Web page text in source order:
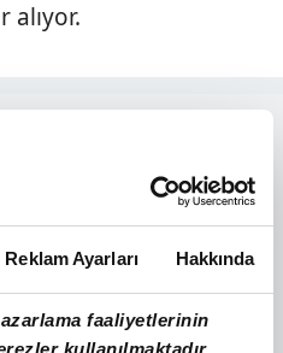
Reklam Ayarları Hakkında
faaliyetlerinin
alıyor.